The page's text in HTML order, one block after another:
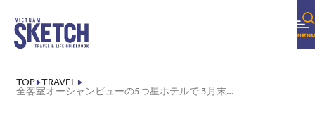
TOP TRAVEL
全客室オーシャンビューの5つ星ホテルで 3月末まで家族向け宿泊プランを実施中「シェラトンニャチャンホテル&スパ／SHERATON NHA TRANG HOTEL RESORT & SPA」